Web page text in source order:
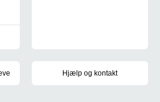
Hjælp og kontakt